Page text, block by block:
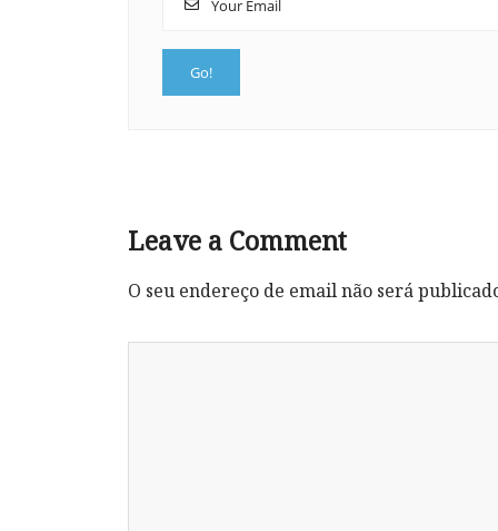
Leave a Comment
O seu endereço de email não será